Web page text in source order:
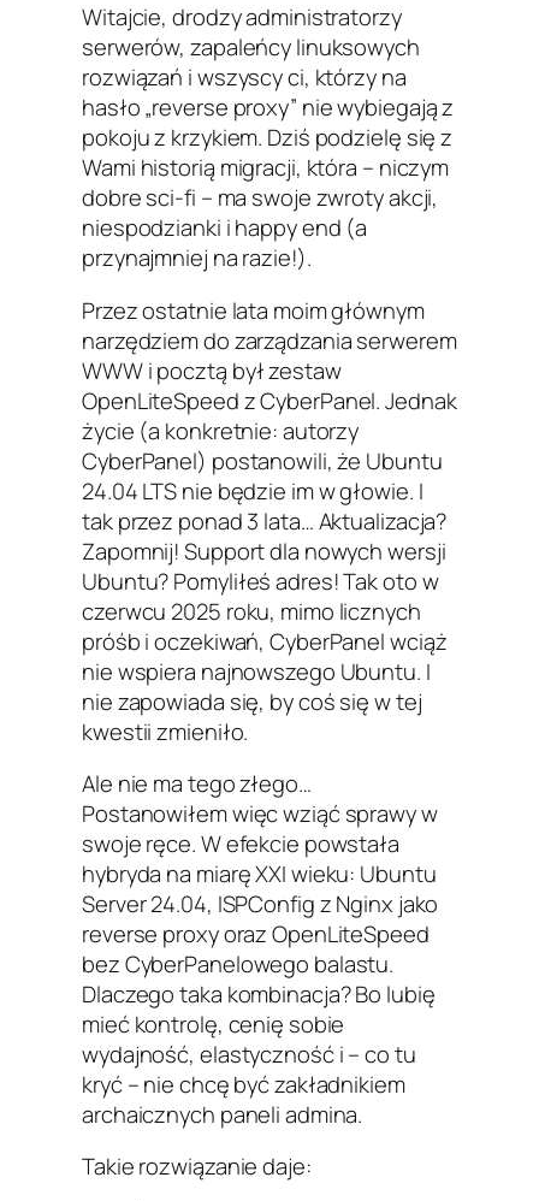
Witajcie, drodzy administratorzy
serwerów, zapaleńcy linuksowych
rozwiązań i wszyscy ci, którzy na
hasło „reverse proxy” nie wybiegają z
pokoju z krzykiem. Dziś podzielę się z
Wami historią migracji, która – niczym
dobre sci-fi – ma swoje zwroty akcji,
niespodzianki i happy end (a
przynajmniej na razie!).
Przez ostatnie lata moim głównym
narzędziem do zarządzania serwerem
WWW i pocztą był zestaw
OpenLiteSpeed z CyberPanel. Jednak
życie (a konkretnie: autorzy
CyberPanel) postanowili, że Ubuntu
24.04 LTS nie będzie im w głowie. I
tak przez ponad 3 lata… Aktualizacja?
Zapomnij! Support dla nowych wersji
Ubuntu? Pomyliłeś adres! Tak oto w
czerwcu 2025 roku, mimo licznych
próśb i oczekiwań, CyberPanel wciąż
nie wspiera najnowszego Ubuntu. I
nie zapowiada się, by coś się w tej
kwestii zmieniło.
Ale nie ma tego złego…
Postanowiłem więc wziąć sprawy w
swoje ręce. W efekcie powstała
hybryda na miarę XXI wieku: Ubuntu
Server 24.04, ISPConfig z Nginx jako
reverse proxy oraz OpenLiteSpeed
bez CyberPanelowego balastu.
Dlaczego taka kombinacja? Bo lubię
mieć kontrolę, cenię sobie
wydajność, elastyczność i – co tu
kryć – nie chcę być zakładnikiem
archaicznych paneli admina.
Takie rozwiązanie daje: